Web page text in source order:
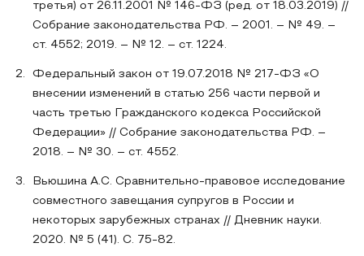
третья) от 26.11.2001 № 146-ФЗ (ред. от 18.03.2019) //
Собрание законодательства РФ. – 2001. – № 49. –
ст. 4552; 2019. – № 12. – ст. 1224.
Федеральный закон от 19.07.2018 № 217-ФЗ «О
внесении изменений в статью 256 части первой и
часть третью Гражданского кодекса Российской
Федерации» // Собрание законодательства РФ. –
2018. – № 30. – ст. 4552.
Вьюшина А.С. Сравнительно-правовое исследование
совместного завещания супругов в России и
некоторых зарубежных странах // Дневник науки.
2020. № 5 (41). С. 75-82.